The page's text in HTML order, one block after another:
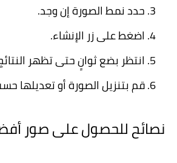
حدد نمط الصورة إن وجد.
اضغط على زر الإنشاء.
انتظر بضع ثوانٍ حتى تظهر
قم بتنزيل الصورة أو تعديلها
نصائح للحصول على صور